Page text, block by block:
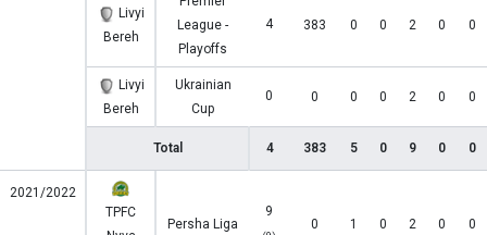
Livyi
Bereh
League -
Playoffs
4 383 0 0 2 0 0
Livyi
Bereh
Ukrainian
Cup
0 0 0 0 2 0 0
Total 4 383 5 0 9 0 0
2021/2022
TPFC
Persha Liga
9
0 1 0 2 0 0